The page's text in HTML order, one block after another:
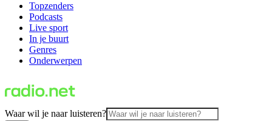
Topzenders
Podcasts
Live sport
In je buurt
Genres
Onderwerpen
Waar wil je naar luisteren?